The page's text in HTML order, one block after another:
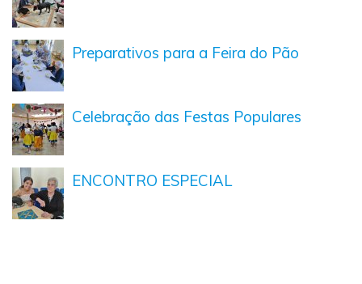
Preparativos para a Feira do Pão
Celebração das Festas Populares
ENCONTRO ESPECIAL